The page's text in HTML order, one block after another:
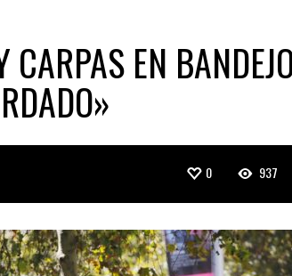
CARPAS EN
0 937